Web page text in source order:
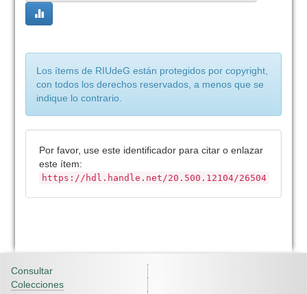
Los ítems de RIUdeG están protegidos por copyright,
con todos los derechos reservados, a menos que se
indique lo contrario.
Por favor, use este identificador para citar o enlazar
este ítem:
https://hdl.handle.net/20.500.12104/26504
Consultar
Colecciones